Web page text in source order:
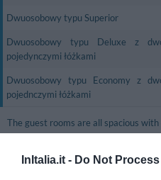
InItalia.it - Do Not
Dwuosobowy typu Superior
Dwuosobowy typu Deluxe z
pojedynczymi łóżkami
Dwuosobowy typu Economy z
pojednczymi łóżkami
The guest rooms are all spacious
décor with warm hues, wrought
view of the street or the garden,